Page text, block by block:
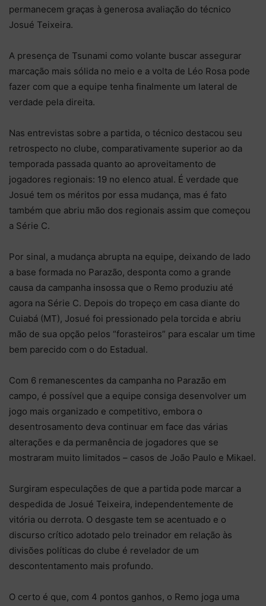
permanecem graças à generosa avaliação do técnico
Josué Teixeira.
A presença de Tsunami como volante buscar assegurar
marcação mais sólida no meio e a volta de Léo Rosa pode
fazer com que a equipe tenha finalmente um lateral de
verdade pela direita.
Nas entrevistas sobre a partida, o técnico destacou seu
retrospecto no clube, comparativamente superior ao da
temporada passada quanto ao aproveitamento de
jogadores regionais: 19 no elenco atual. É verdade que
Josué tem os méritos por essa mudança, mas é fato
também que abriu mão dos regionais assim que começou
a Série C.
Por sinal, a mudança abrupta na equipe, deixando de lado
a base formada no Parazão, desponta como a grande
causa da campanha insossa que o Remo produziu até
agora na Série C. Depois do tropeço em casa diante do
Cuiabá (MT), Josué foi pressionado pela torcida e abriu
mão de sua opção pelos “forasteiros” para escalar um time
bem parecido com o do Estadual.
Com 6 remanescentes da campanha no Parazão em
campo, é possível que a equipe consiga desenvolver um
jogo mais organizado e competitivo, embora o
desentrosamento deva continuar em face das várias
alterações e da permanência de jogadores que se
mostraram muito limitados – casos de João Paulo e Mikael.
Surgiram especulações de que a partida pode marcar a
despedida de Josué Teixeira, independentemente de
vitória ou derrota. O desgaste tem se acentuado e o
discurso crítico adotado pelo treinador em relação às
divisões políticas do clube é revelador de um
descontentamento mais profundo.
O certo é que, com 4 pontos ganhos, o Remo joga uma